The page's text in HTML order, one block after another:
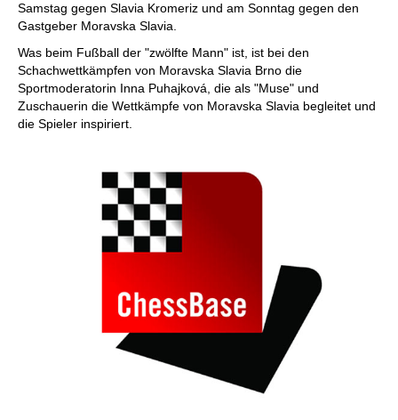
Samstag gegen Slavia Kromeriz und am Sonntag gegen den
Gastgeber Moravska Slavia.
Was beim Fußball der "zwölfte Mann" ist, ist bei den
Schachwettkämpfen von Moravska Slavia Brno die
Sportmoderatorin Inna Puhajková, die als "Muse" und
Zuschauerin die Wettkämpfe von Moravska Slavia begleitet und
die Spieler inspiriert.